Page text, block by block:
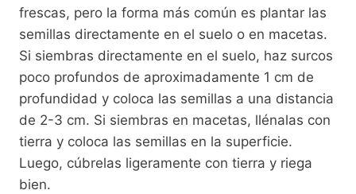
frescas, pero la forma más común es plantar las
semillas directamente en el suelo o en macetas.
Si siembras directamente en el suelo, haz surcos
poco profundos de aproximadamente 1 cm de
profundidad y coloca las semillas a una distancia
de 2-3 cm. Si siembras en macetas, llénalas con
tierra y coloca las semillas en la superficie.
Luego, cúbrelas ligeramente con tierra y riega
bien.